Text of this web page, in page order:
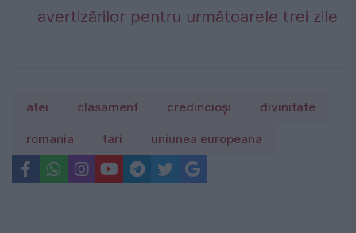
avertizărilor pentru următoarele trei zile
atei clasament credincioşi divinitate
romania tari uniunea europeana